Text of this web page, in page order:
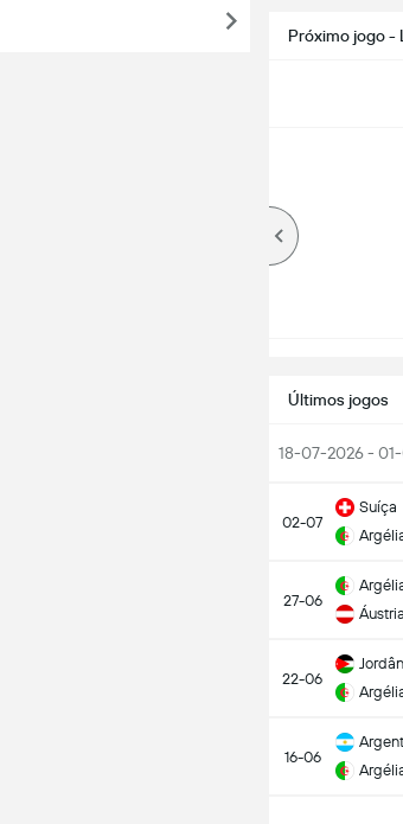
Próximo jogo -
Últimos jogos
18-07-2026 -
02-07
Suíça
27-06
Áustria
22-06
16-06